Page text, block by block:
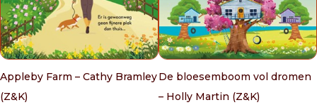
Appleby Farm – Cathy Bramley
(Z&K)
De bloesemboom vol dromen
– Holly Martin (Z&K)